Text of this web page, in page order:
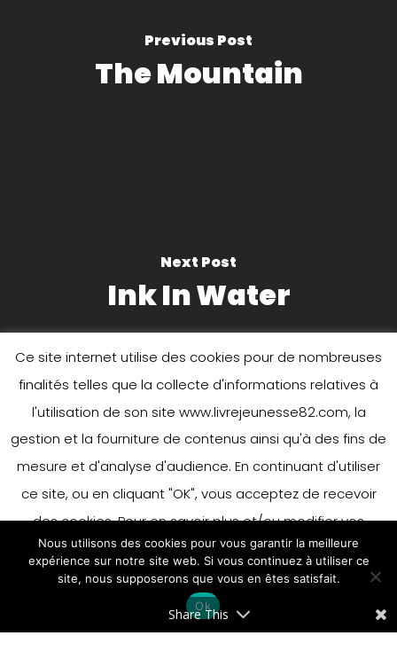
Previous Post
The Mountain
Next Post
Ink In Water
Leave a Reply
You must belogged into post a
comment.
Ce site internet utilise des cookies pour de nombreuses
finalités telles que la collecte d'informations relatives à
l'utilisation de son site www.livrejeunesse82.com, la
gestion et la fourniture de contenus ainsi qu'à des fins de
mesure et d'analyse d'audience. En continuant d'utiliser
ce site, ou en cliquant "OK", vous acceptez de recevoir
des cookies. Pour en savoir plus et/ou modifier vos
préférences en matière de cookies, merci de vous référer
à notre politique sur les cookies.
Accepter
En savoir plus
Share This
Nous utilisons des cookies pour vous garantir la meilleure
expérience sur notre site web. Si vous continuez à utiliser ce
site, nous supposerons que vous en êtes satisfait.
Ok